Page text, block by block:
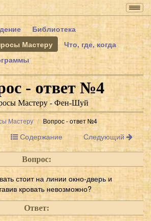
Библиотека
Мастеру
Что, где, когда
- ответ №4
Мастеру - Фен-Шуй
Мастеру Вопрос - ответ №4
Содержание Следующий
Вопрос:
стоит на линии окно-дверь и
кровать невозможно?
Ответ: